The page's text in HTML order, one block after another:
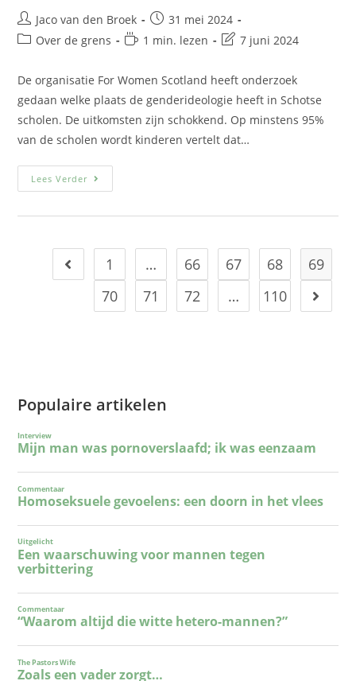
Jaco van den Broek
31 mei 2024
Over de grens
1 min. lezen 7 juni 2024
De organisatie For Women Scotland heeft onderzoek
gedaan welke plaats de genderideologie heeft in Schotse
scholen. De uitkomsten zijn schokkend. Op minstens 95%
van de scholen wordt kinderen vertelt dat…
Lees Verder
1 … 66 67 68
69
70
71 72 … 110
Populaire artikelen